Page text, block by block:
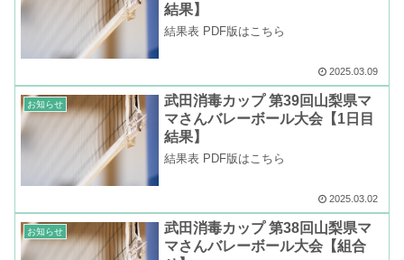
結果】
結果表 PDF版はこちら
2025.03.09
お知らせ
武田消毒カップ 第39回山梨県マ
マさんバレーボール大会【1日目
結果】
結果表 PDF版はこちら
2025.03.02
お知らせ
武田消毒カップ 第38回山梨県マ
マさんバレーボール大会【組合